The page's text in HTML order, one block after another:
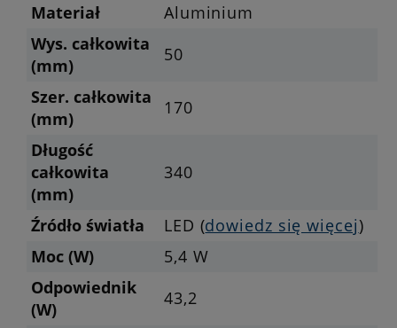
Materiał
Aluminium
Wys. całkowita
(mm)
50
Szer. całkowita
(mm)
170
Długość
całkowita
(mm)
340
Źródło światła LED (dowiedz się więcej)
Moc (W)
5,4 W
Odpowiednik
(W)
43,2